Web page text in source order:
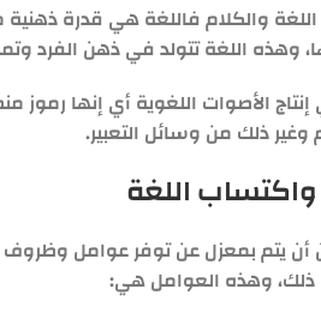
اللغة والكلام فاللغة هي قدرة
وهذه اللغة تتولد في ذهن الفرد
الأصوات اللغوية أي إنها
وغير ذلك من وسائل التعبير.
اللغة
أن يتم بمعزل عن توفر عوامل
ذلك، وهذه العوامل هي: